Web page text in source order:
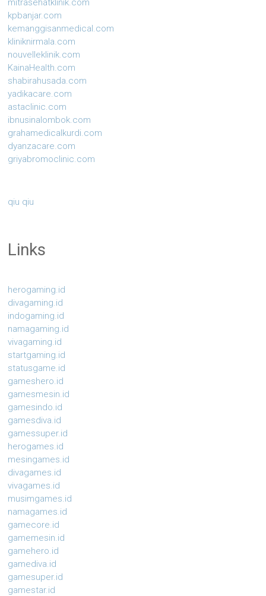
mitrasehatklinik.com
kpbanjar.com
kemanggisanmedical.com
kliniknirmala.com
nouvelleklinik.com
KainaHealth.com
shabirahusada.com
yadikacare.com
astaclinic.com
ibnusinalombok.com
grahamedicalkurdi.com
dyanzacare.com
griyabromoclinic.com
qiu qiu
Links
herogaming.id
divagaming.id
indogaming.id
namagaming.id
vivagaming.id
startgaming.id
statusgame.id
gameshero.id
gamesmesin.id
gamesindo.id
gamesdiva.id
gamessuper.id
herogames.id
mesingames.id
divagames.id
vivagames.id
musimgames.id
namagames.id
gamecore.id
gamemesin.id
gamehero.id
gamediva.id
gamesuper.id
gamestar.id